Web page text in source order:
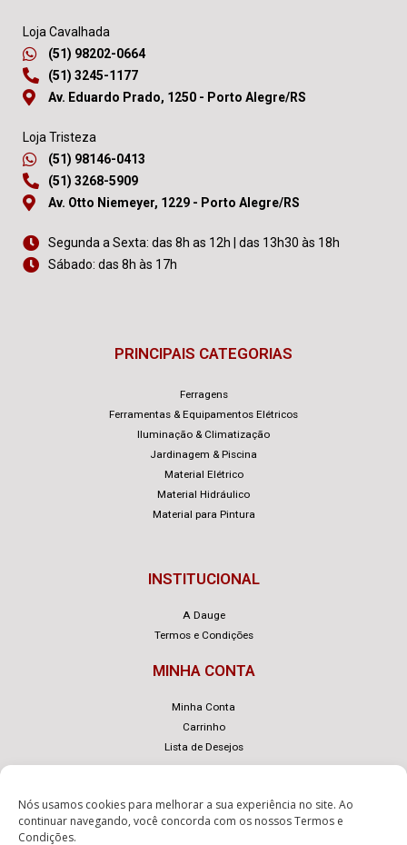
Nós usamos cookies para melhorar a sua experiência no site. Ao
continuar navegando, você concorda com os nossosTermos e
Condições.
Loja Cavalhada
(51) 98202-0664
(51) 3245-1177
Av. Eduardo Prado, 1250 - Porto Alegre/RS
Loja Tristeza
(51) 98146-0413
(51) 3268-5909
Av. Otto Niemeyer, 1229 - Porto Alegre/RS
Segunda a Sexta: das 8h as 12h | das 13h30 às 18h
Sábado: das 8h às 17h
PRINCIPAIS CATEGORIAS
Ferragens
Ferramentas & Equipamentos Elétricos
Iluminação & Climatização
Jardinagem & Piscina
Material Elétrico
Material Hidráulico
Material para Pintura
INSTITUCIONAL
A Dauge
Termos e Condições
MINHA CONTA
Minha Conta
Carrinho
Lista de Desejos